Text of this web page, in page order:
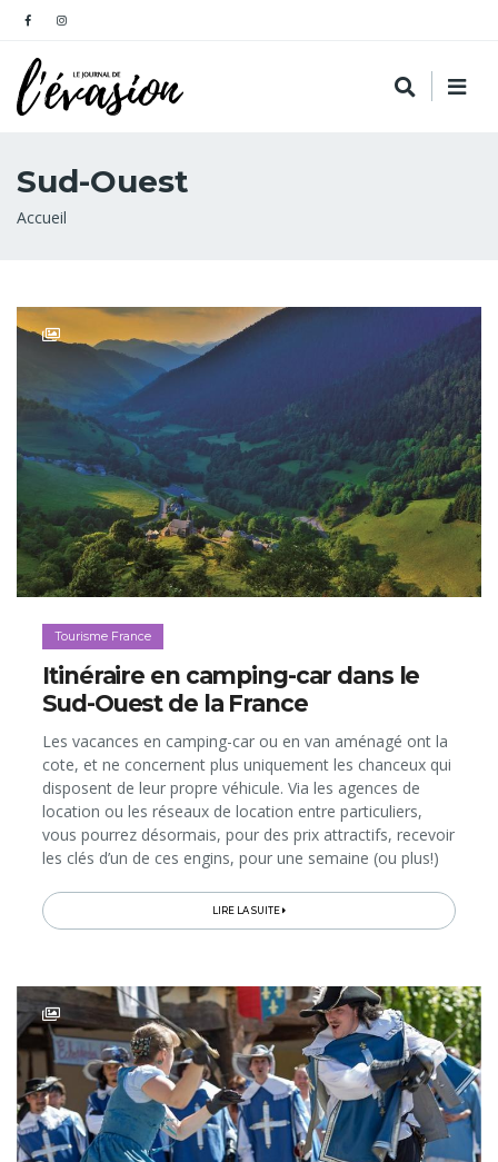
Sud-Ouest
Fil
Accueil
Tourisme France
Itinéraire en camping-car dans le
Sud-Ouest de la France
Les vacances en camping-car ou en van aménagé ont la
cote, et ne concernent plus uniquement les chanceux qui
disposent de leur propre véhicule. Via les agences de
location ou les réseaux de location entre particuliers,
vous pourrez désormais, pour des prix attractifs, recevoir
les clés d’un de ces engins, pour une semaine (ou plus!)
LIRE LA SUITE